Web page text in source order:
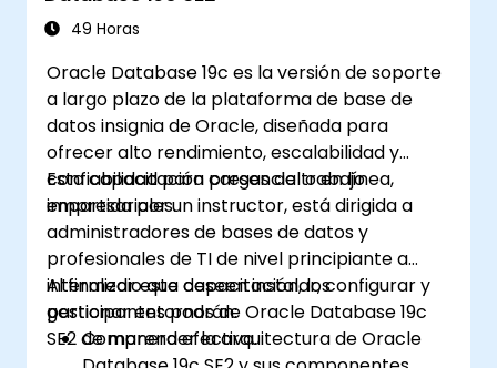
49 Horas
Oracle Database 19c es la versión de soporte
a largo plazo de la plataforma de base de
datos insignia de Oracle, diseñada para
ofrecer alto rendimiento, escalabilidad y
confiabilidad para cargas de trabajo
empresariales.
Esta capacitación presencial o en línea,
impartida por un instructor, está dirigida a
administradores de bases de datos y
profesionales de TI de nivel principiante a
intermedio que deseen instalar, configurar y
gestionar entornos de Oracle Database 19c
SE2 de manera efectiva.
Al finalizar esta capacitación, los
participantes podrán:
Comprender la arquitectura de Oracle